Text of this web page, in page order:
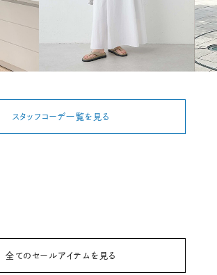
スタッフコーデ一覧を見る
全てのセールアイテムを見る